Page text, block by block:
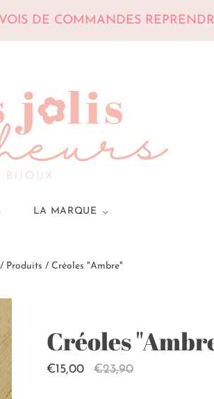
DE COMMANDES
LA MARQUE
/ Produits / Créoles "Ambre"
Créoles
€15,00 €23,90